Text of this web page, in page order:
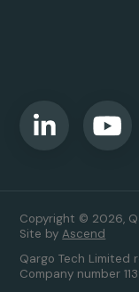
Copyright © 2026,
Site byAscend
Qargo Tech Limited
Company number